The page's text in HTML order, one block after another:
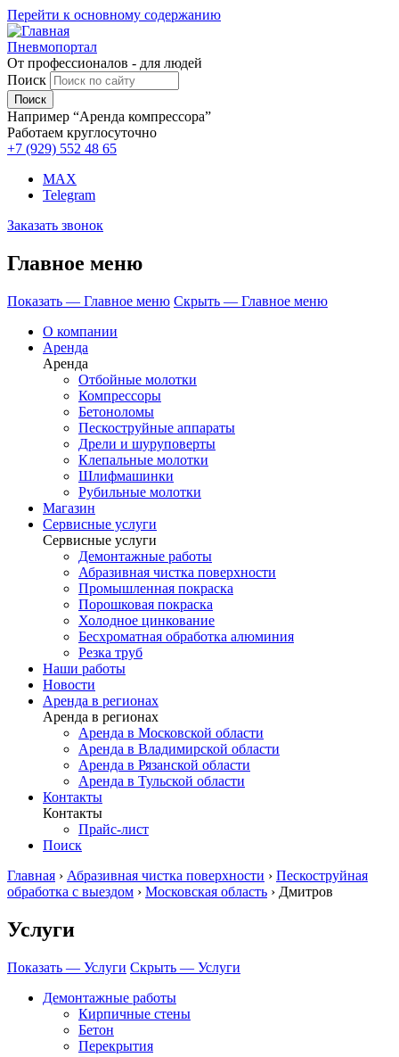
Перейти к основному содержанию
Пневмопортал
От профессионалов - для людей
Поиск
Например “Аренда компрессора”
Работаем круглосуточно
+7 (929) 552 48 65
MAX
Telegram
Заказать звонок
Главное меню
Показать — Главное меню Скрыть — Главное меню
О компании
Аренда
Аренда
Отбойные молотки
Компрессоры
Бетоноломы
Пескоструйные аппараты
Дрели и шуруповерты
Клепальные молотки
Шлифмашинки
Рубильные молотки
Магазин
Сервисные услуги
Сервисные услуги
Демонтажные работы
Абразивная чистка поверхности
Промышленная покраска
Порошковая покраска
Холодное цинкование
Бесхроматная обработка алюминия
Резка труб
Наши работы
Новости
Аренда в регионах
Аренда в регионах
Аренда в Московской области
Аренда в Владимирской области
Аренда в Рязанской области
Аренда в Тульской области
Контакты
Контакты
Прайс-лист
Поиск
Главная › Абразивная чистка поверхности › Пескоструйная
обработка с выездом › Московская область › Дмитров
Услуги
Показать — Услуги Скрыть — Услуги
Демонтажные работы
Кирпичные стены
Бетон
Перекрытия